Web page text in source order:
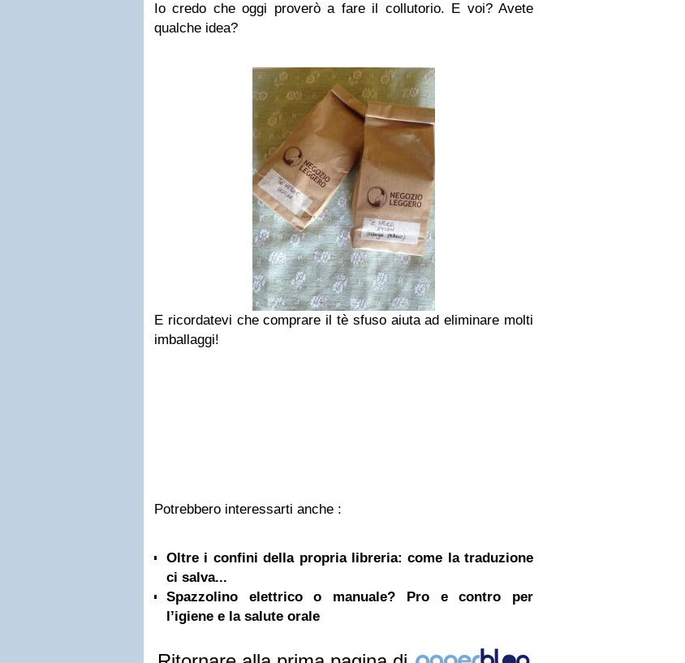
Io credo che oggi proverò a fare il collutorio. E voi? Avete
qualche idea?
E ricordatevi che comprare il tè sfuso aiuta ad eliminare molti
imballaggi!
Potrebbero interessarti anche :
Oltre i confini della propria libreria: come la traduzione
ci salva...
Spazzolino elettrico o manuale? Pro e contro per
l’igiene e la salute orale